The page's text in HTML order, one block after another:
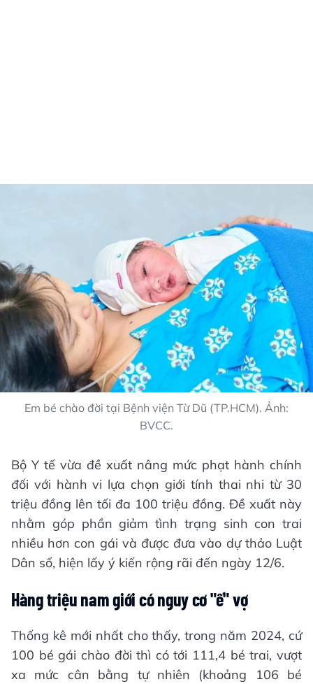
Em bé chào đời tại Bệnh viện Từ Dũ (TP.HCM). Ảnh:
BVCC.
Bộ Y tế vừa đề xuất nâng mức phạt hành chính
đối với hành vi lựa chọn giới tính thai nhi từ 30
triệu đồng lên tối đa 100 triệu đồng. Đề xuất này
nhằm góp phần giảm tình trạng sinh con trai
nhiều hơn con gái và được đưa vào dự thảo Luật
Dân số, hiện lấy ý kiến rộng rãi đến ngày 12/6.
Hàng triệu nam giới có nguy cơ "ế" vợ
Thống kê mới nhất cho thấy, trong năm 2024, cứ
100 bé gái chào đời thì có tới 111,4 bé trai, vượt
xa mức cân bằng tự nhiên (khoảng 106 bé